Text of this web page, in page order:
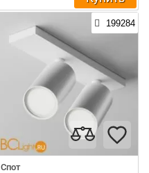
199284
Спот